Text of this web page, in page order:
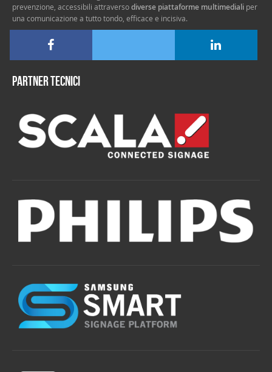
prevenzione, accessibili attraversodiverse piattaforme multimediali per
una comunicazione a tutto tondo, efficace e incisiva.
Partner tecnici